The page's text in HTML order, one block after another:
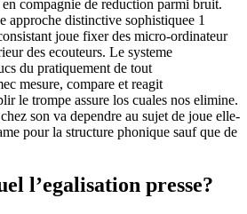
compagnie de reduction parmi bruit.
approche distinctive sophistiquee 1
joue fixer des micro-ordinateur
des ecouteurs. Le systeme
du pratiquement de tout
mesure, compare et reagit
le trompe assure los cuales nos elimine.
son va dependre au sujet de joue elle-
pour la structure phonique sauf que de
l’egalisation presse?